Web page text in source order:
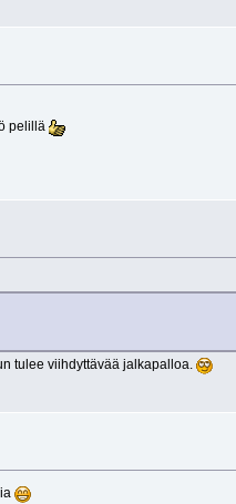
pelillä
tulee viihdyttävää jalkapalloa.